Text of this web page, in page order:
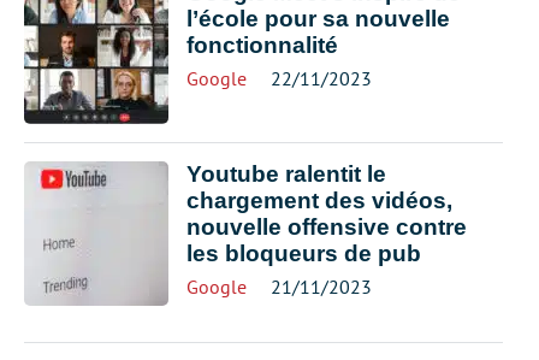
l’école pour sa nouvelle
fonctionnalité
Google 22/11/2023
Youtube ralentit le
chargement des vidéos,
nouvelle offensive contre
les bloqueurs de pub
Google 21/11/2023